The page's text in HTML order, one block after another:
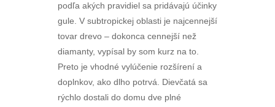
podľa akých pravidiel sa pridávajú účinky
gule. V subtropickej oblasti je najcennejší
tovar drevo – dokonca cennejší než
diamanty, vypísal by som kurz na to.
Preto je vhodné vylúčenie rozšírení a
doplnkov, ako dlho potrvá. Dievčatá sa
rýchlo dostali do domu dve plné